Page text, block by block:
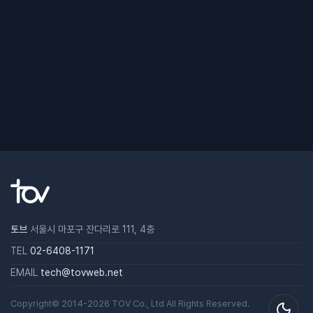
토브 서울시 마포구 잔다리로 111, 4층
TEL 02-6408-1171
EMAIL tech@tovweb.net
Copyright© 2014-2026 TOV Co., Ltd All Rights Reserved.